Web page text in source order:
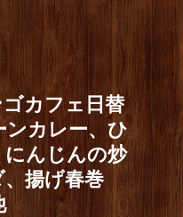
カフェ日替
カレー、ひ
んじんの炒
揚げ春巻